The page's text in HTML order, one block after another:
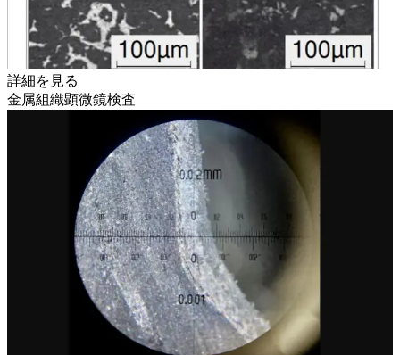
詳細を見る
金属組織顕微鏡検査